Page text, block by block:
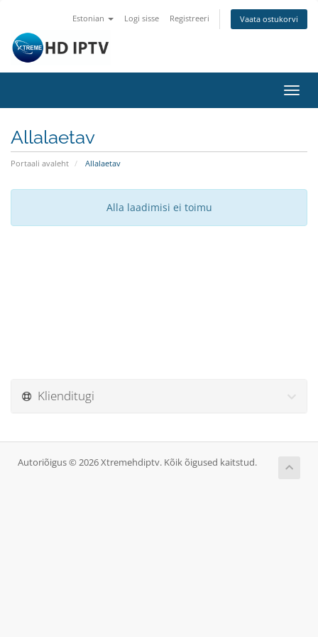
Estonian Logi sisse Registreeri Vaata ostukorvi
Allalaetav
Portaali avaleht Allalaetav
Alla laadimisi ei toimu
Klienditugi
Autoriõigus © 2026 Xtremehdiptv. Kõik õigused kaitstud.